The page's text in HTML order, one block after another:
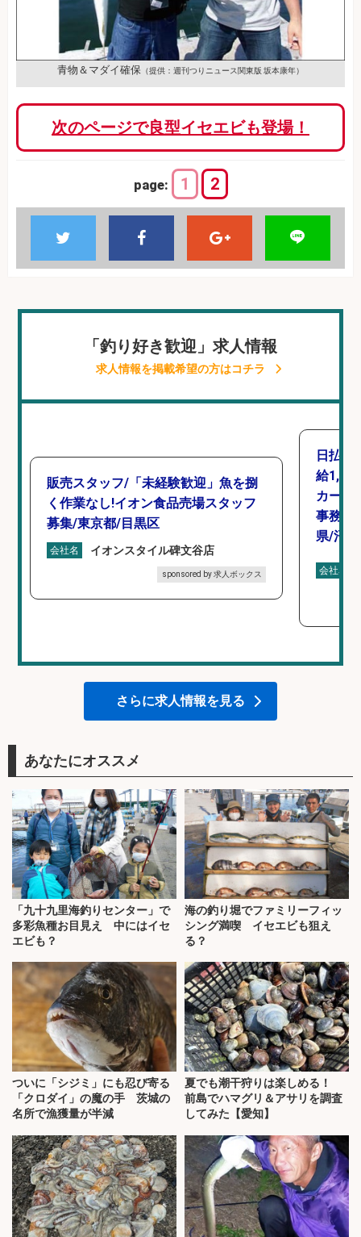
青物＆マダイ確保 （提供：週刊つりニュース関東版 坂本康年）
次のページで良型イセエビも登場！
page: 1 2
「釣り好き歓迎」求人情報
求人情報を掲載希望の方はコチラ
販売スタッフ/「未経験歓迎」魚を捌
く作業なし!イオン食品売場スタッフ
募集/東京都/目黒区
会社名 イオンスタイル碑文谷店
sponsored by 求人ボックス
日払い
給
カーで
事務/
県/沼
会社名
さらに求人情報を見る
あなたにオススメ
「九十九里海釣りセンター」で
多彩魚種お目見え 中にはイセ
エビも？
海の釣り堀でファミリーフィッ
シング満喫 イセエビも狙え
る？
ついに「シジミ」にも忍び寄る
「クロダイ」の魔の手 茨城の
名所で漁獲量が半減
夏でも潮干狩りは楽しめる！
前島でハマグリ＆アサリを調査
してみた【愛知】